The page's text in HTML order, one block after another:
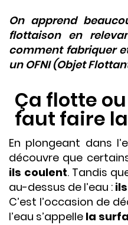
On apprend
flottaison en
comment fabriquer
un OFNI (Objet
Ça flotte
faut faire
En plongeant dans
découvre que
ils coulent. Tandis
au-dessus de l’eau :
C’est l’occasion de
l’eau s’appelle la